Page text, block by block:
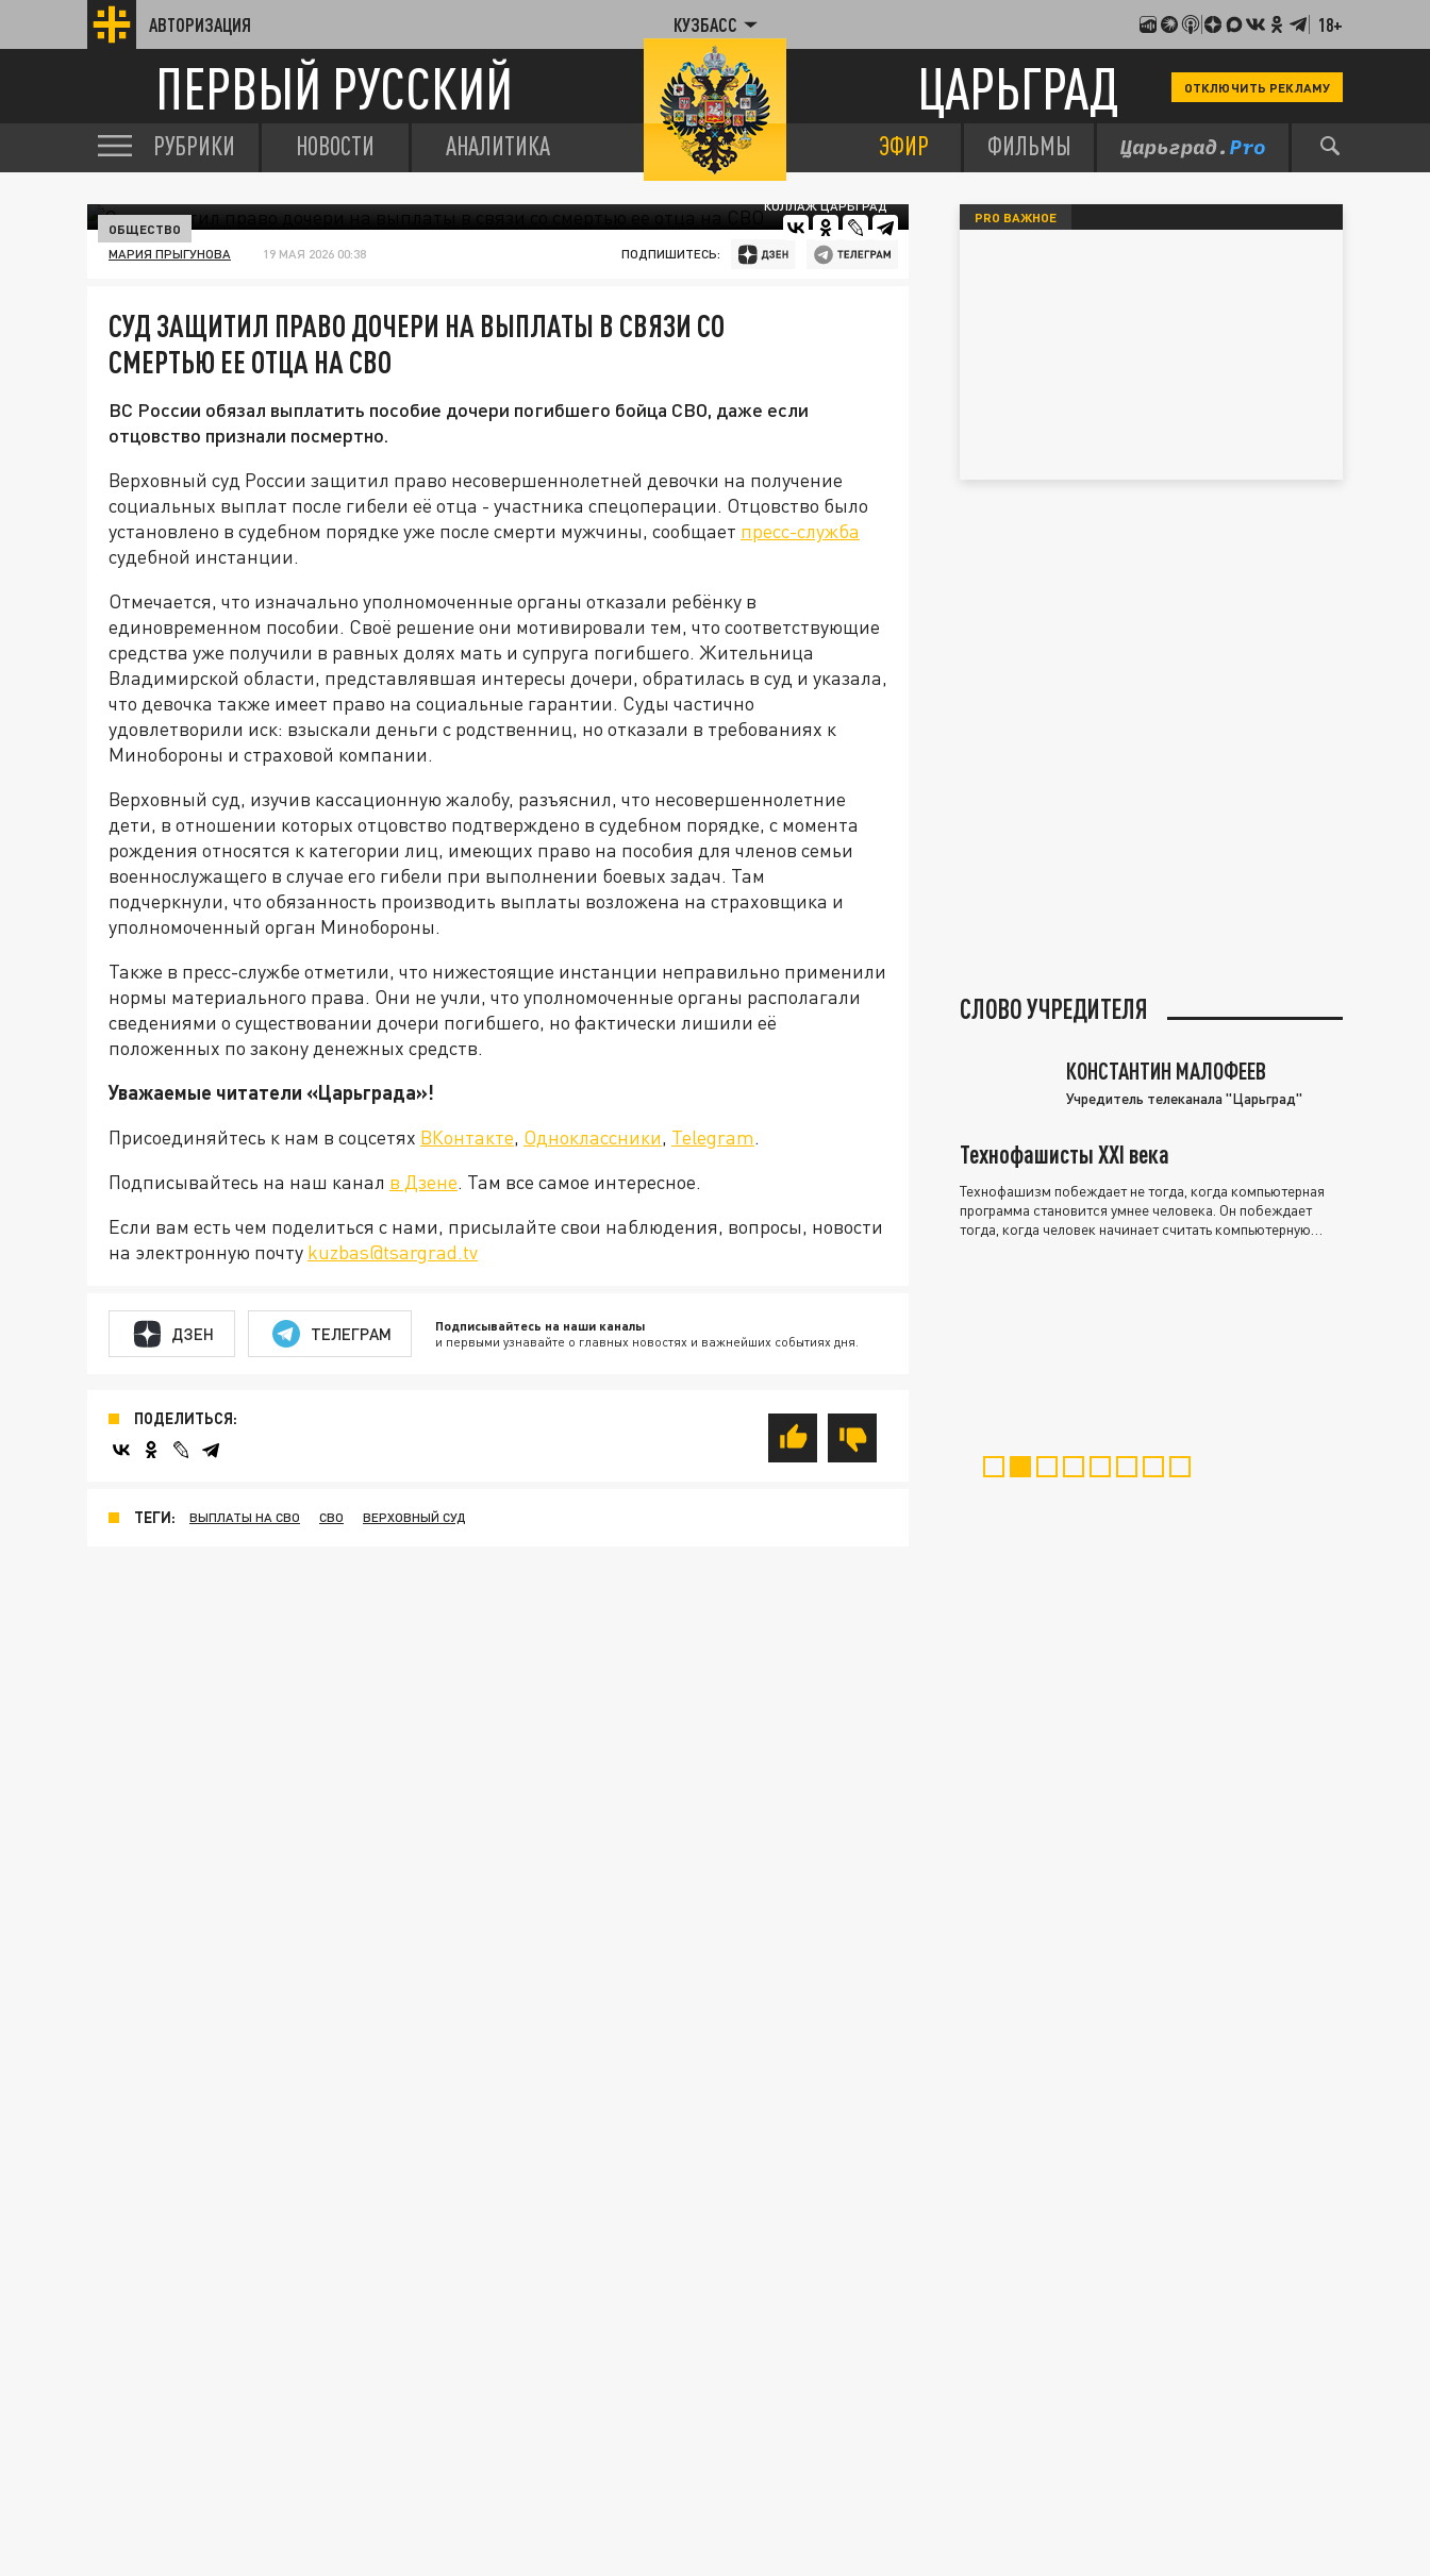
АВТОРИЗАЦИЯ КУЗБАСС 18+
ПЕРВЫЙ РУССКИЙ ЦАРЬГРАД ОТКЛЮЧИТЬ РЕКЛАМУ
РУБРИКИ НОВОСТИ АНАЛИТИКА ЭФИР ФИЛЬМЫ
КОЛЛАЖ ЦАРЬГРАД
ОБЩЕСТВО
МАРИЯ ПРЫГУНОВА 19 МАЯ 2026 00:38 ПОДПИШИТЕСЬ:
СУД ЗАЩИТИЛ ПРАВО ДОЧЕРИ НА ВЫПЛАТЫ В СВЯЗИ СО
СМЕРТЬЮ ЕЕ ОТЦА НА СВО
ВС России обязал выплатить пособие дочери погибшего бойца СВО, даже если
отцовство признали посмертно.
Верховный суд России защитил право несовершеннолетней девочки на получение
социальных выплат после гибели её отца - участника спецоперации. Отцовство было
установлено в судебном порядке уже после смерти мужчины, сообщает пресс-служба
судебной инстанции.
Отмечается, что изначально уполномоченные органы отказали ребёнку в
единовременном пособии. Своё решение они мотивировали тем, что соответствующие
средства уже получили в равных долях мать и супруга погибшего. Жительница
Владимирской области, представлявшая интересы дочери, обратилась в суд и указала,
что девочка также имеет право на социальные гарантии. Суды частично
удовлетворили иск: взыскали деньги с родственниц, но отказали в требованиях к
Минобороны и страховой компании.
Верховный суд, изучив кассационную жалобу, разъяснил, что несовершеннолетние
дети, в отношении которых отцовство подтверждено в судебном порядке, с момента
рождения относятся к категории лиц, имеющих право на пособия для членов семьи
военнослужащего в случае его гибели при выполнении боевых задач. Там
подчеркнули, что обязанность производить выплаты возложена на страховщика и
уполномоченный орган Минобороны.
Также в пресс-службе отметили, что нижестоящие инстанции неправильно применили
нормы материального права. Они не учли, что уполномоченные органы располагали
сведениями о существовании дочери погибшего, но фактически лишили её
положенных по закону денежных средств.
Уважаемые читатели «Царьграда»!
Присоединяйтесь к нам в соцсетях ВКонтакте, Одноклассники, Telegram.
Подписывайтесь на наш канал в Дзене. Там все самое интересное.
Если вам есть чем поделиться с нами, присылайте свои наблюдения, вопросы, новости
на электронную почту kuzbas@tsargrad.tv
ДЗЕН ТЕЛЕГРАМ Подписывайтесь на наши каналы
и первыми узнавайте о главных новостях и важнейших событиях дня.
ПОДЕЛИТЬСЯ:
ТЕГИ: ВЫПЛАТЫ НА СВО СВО ВЕРХОВНЫЙ СУД
PRO ВАЖНОЕ
СЛОВО УЧРЕДИТЕЛЯ
КОНСТАНТИН МАЛОФЕЕВ
Учредитель телеканала "Царьград"
Технофашисты XXI века
Технофашизм побеждает не тогда, когда компьютерная
программа становится умнее человека. Он побеждает
тогда, когда человек начинает считать компьютерную